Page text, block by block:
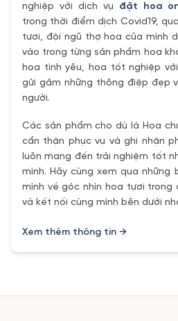
nghiệp với dịch vụ đặt hoa
trong thời điểm dịch Covid19,
tươi, đội ngũ thợ hoa của mình
vào trong từng sản phẩm hoa
hoa tình yêu, hoa tốt nghiệp
gửi gắm những thông điệp đẹp
người.
Các sản phẩm cho dù là Hoa
cẩn thận phục vụ và ghi nhận
luôn mang đến trải nghiệm tốt
mình. Hãy cùng xem qua những
mình về góc nhìn hoa tươi trong
và kết nối cùng mình bên dưới
Xem thêm thông tin →